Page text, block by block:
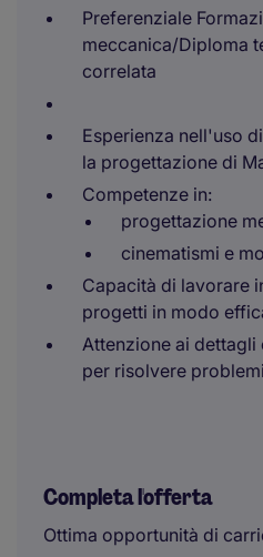
Preferenziale
meccanica/Diploma
correlata
Esperienza nell'uso
la progettazione di
Competenze in:
progettazione
cinematismi e
Capacità di lavorare
progetti in modo
Attenzione ai dettagli
per risolvere
Completa l'offerta
Ottima opportunità di